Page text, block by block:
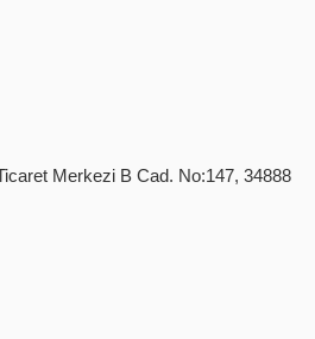
Merkezi B Cad. No:147, 34888